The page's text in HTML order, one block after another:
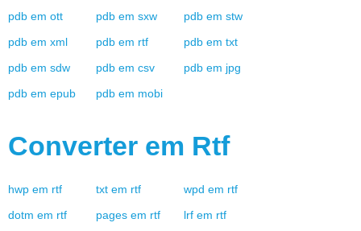
pdb em ott pdb em sxw pdb em stw
pdb em xml pdb em rtf pdb em txt
pdb em sdw pdb em csv pdb em jpg
pdb em epub pdb em mobi
Converter em Rtf
hwp em rtf txt em rtf wpd em rtf
dotm em rtf pages em rtf lrf em rtf